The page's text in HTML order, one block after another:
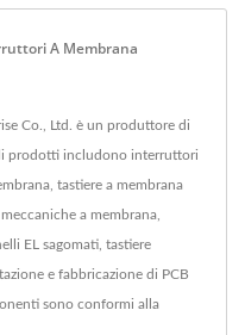
A Membrana
Co., Ltd. è un produttore di
prodotti includono interruttori
tastiere a membrana
a membrana,
EL sagomati, tastiere
e fabbricazione di PCB
sono conformi alla